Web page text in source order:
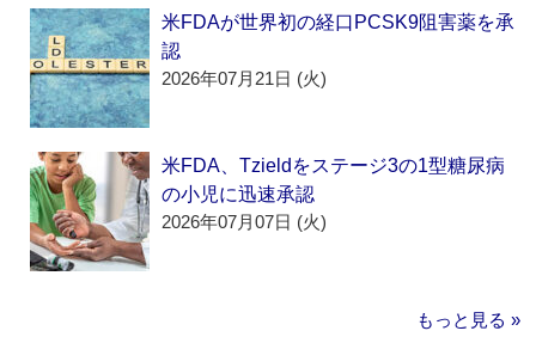
米FDAが世界初の経口PCSK9阻害薬を承
認
2026年07月21日 (火)
米FDA、Tzieldをステージ3の1型糖尿病
の小児に迅速承認
2026年07月07日 (火)
もっと見る »